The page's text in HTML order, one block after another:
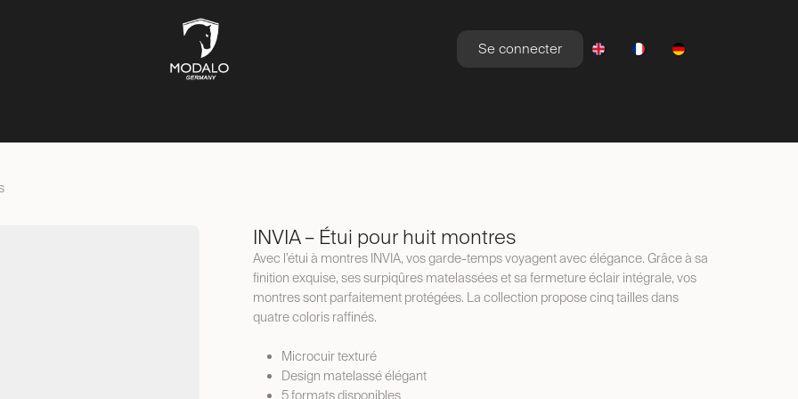
Se connecter
INVIA – Étui pour huit montres
Avec l’étui à montres INVIA, vos garde-temps voyagent avec élégance. Grâce à sa
finition exquise, ses surpiqûres matelassées et sa fermeture éclair intégrale, vos
montres sont parfaitement protégées. La collection propose cinq tailles dans
quatre coloris raffinés.
Microcuir texturé
Design matelassé élégant
5 formats disponibles